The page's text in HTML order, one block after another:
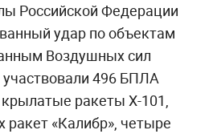
Российской Федерации
удар по объектам
Воздушных сил
496 БПЛА
ракеты Х-101,
«Калибр», четыре